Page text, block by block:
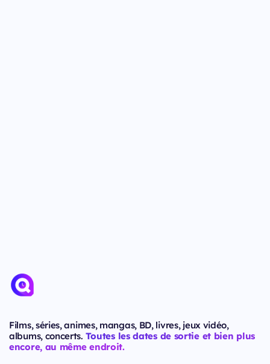
Films, séries, animes, mangas, BD, livres, jeux vidéo,
albums, concerts. Toutes les dates de sortie et bien plus
encore, au même endroit.